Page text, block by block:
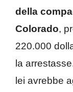
della
Colorado,
220.000
la
lei avrebbe